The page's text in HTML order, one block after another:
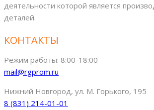
деятельности которой является
деталей.
КОНТАКТЫ
Режим работы: 8:00-18:00
mail@rgprom.ru
Нижний Новгород, ул. М. Горького, 195
8 (831) 214-01-01